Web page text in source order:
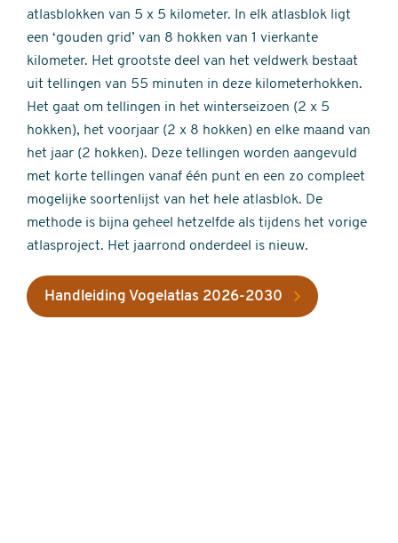
atlasblokken van 5 x 5 kilometer. In elk atlasblok ligt
een ‘gouden grid’ van 8 hokken van 1 vierkante
kilometer. Het grootste deel van het veldwerk bestaat
uit tellingen van 55 minuten in deze kilometerhokken.
Het gaat om tellingen in het winterseizoen (2 x 5
hokken), het voorjaar (2 x 8 hokken) en elke maand van
het jaar (2 hokken). Deze tellingen worden aangevuld
met korte tellingen vanaf één punt en een zo compleet
mogelijke soortenlijst van het hele atlasblok. De
methode is bijna geheel hetzelfde als tijdens het vorige
atlasproject. Het jaarrond onderdeel is nieuw.
Handleiding Vogelatlas 2026-2030